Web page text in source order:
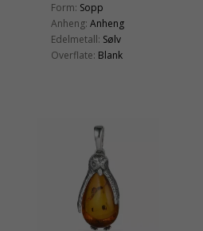
Form: Sopp
Anheng: Anheng
Edelmetall: Sølv
Overflate: Blank